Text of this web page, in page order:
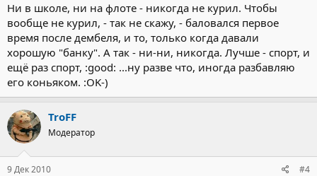
Ни в школе, ни на флоте - никогда не курил. Чтобы
вообще не курил, - так не скажу, - баловался первое
время после дембеля, и то, только когда давали
хорошую "банку". А так - ни-ни, никогда. Лучше - спорт, и
ещё раз спорт, :good: ...ну разве что, иногда разбавляю
его коньяком. :OK-)
TroFF
Модератор
9 Дек 2010 #4